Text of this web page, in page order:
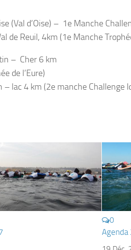
(Val d’Oise) – 1e Manche
de Reuil, 4km (1e Manche
– Cher 6 km
de l’Eure)
lac 4 km (2e manche Challenge
0